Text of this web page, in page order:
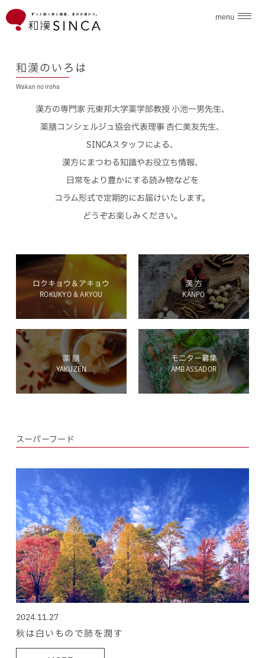
menu
ブランド
こだわり素材
ホールディングス サイト
Language
和漢のいろは
Wakan no iroha
漢方の専門家 元東邦大学薬学部教授 小池一男先生、
薬膳コンシェルジュ協会代表理事 杏仁美友先生、
SINCAスタッフによる、
漢方にまつわる知識やお役立ち情報、
日常をより豊かにする読み物などを
コラム形式で定期的にお届けいたします。
どうぞお楽しみください。
ロクキョウ＆アキョウ
ROKUKYO & AKYOU
漢 方
KANPO
薬 膳
YAKUZEN
モニター募集
AMBASSADOR
スーパーフード
2024.11.27
秋は白いもので肺を潤す